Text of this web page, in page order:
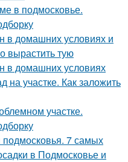
в подмосковье.
в домашних условиях и
вырастить тую
в домашних условиях
на участке. Как заложить
участке.
7 самых
в Подмосковье и